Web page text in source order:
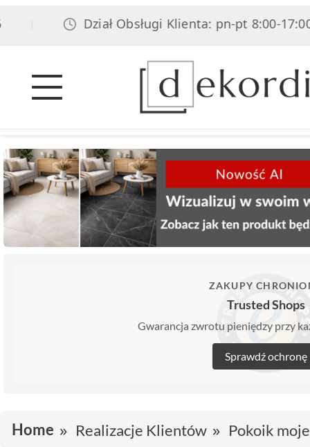
Dział Obsługi Klienta: pn-pt 8:00-17:00, sob
ZAKUPY
Trusted Shops
Gwarancja zwrotu pieniędzy przy
Sprawdź ochronę
Home Realizacje Klientów Pokoik